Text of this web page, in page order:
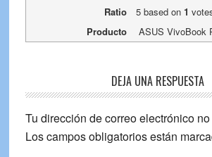
Ratio
5 based on1
Producto
ASUS VivoBook
Interactions
DEJA UNA RESPUESTA
Tu dirección de correo electrónico
Los campos obligatorios están